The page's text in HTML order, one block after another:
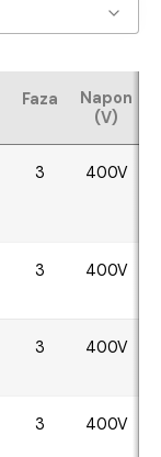
Faza
Napon
(V)
3 400V
3 400V
3 400V
3 400V